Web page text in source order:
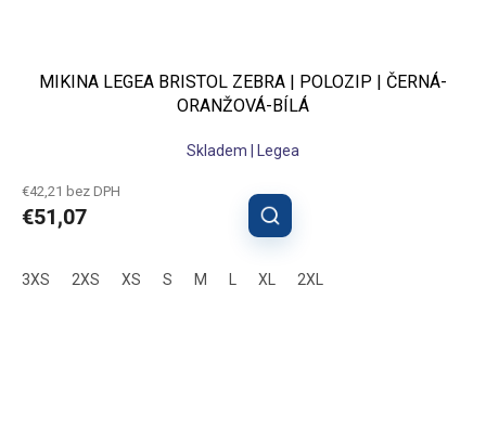
MIKINA LEGEA BRISTOL ZEBRA | POLOZIP | ČERNÁ-
ORANŽOVÁ-BÍLÁ
Skladem | Legea
€42,21 bez DPH
€51,07
3XS 2XS XS S M XL 2XL